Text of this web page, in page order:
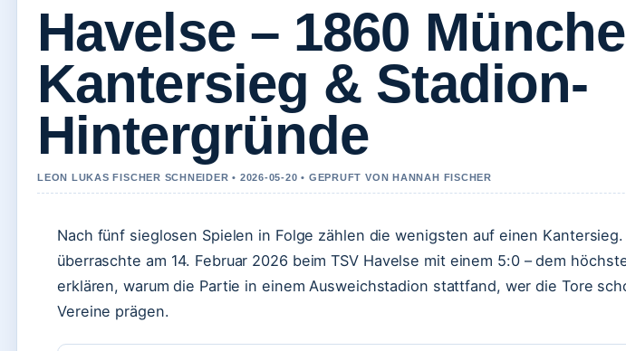
Havelse – 1860
Kantersieg & Stadion-
Hintergründe
LEON LUKAS FISCHER SCHNEIDER • 2026-05-20 • GEPRUFT VON HANNAH FISCHER
Nach fünf sieglosen Spielen in Folge zählen die wenigsten auf einen
überraschte am 14. Februar 2026 beim TSV Havelse mit einem 5:0 – dem
erklären, warum die Partie in einem Ausweichstadion stattfand, wer die Tore
Vereine prägen.